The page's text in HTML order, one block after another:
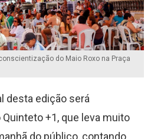
do Maio Roxo na Praça
desta edição será
+1, que leva muito
do público, contando